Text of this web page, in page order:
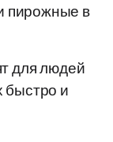
пирожные в
для людей
и